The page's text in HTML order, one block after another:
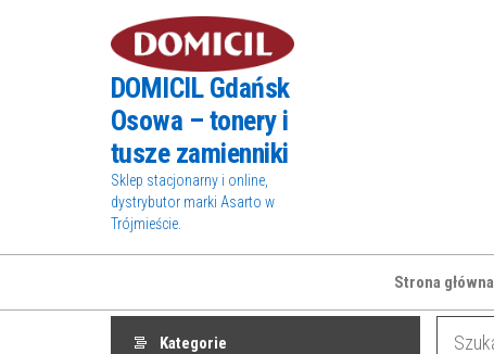
DOMICIL Gdańsk
Osowa – tonery i
tusze zamienniki
Sklep stacjonarny i online,
dystrybutor marki Asarto w
Trójmieście.
Strona główna
Kategorie